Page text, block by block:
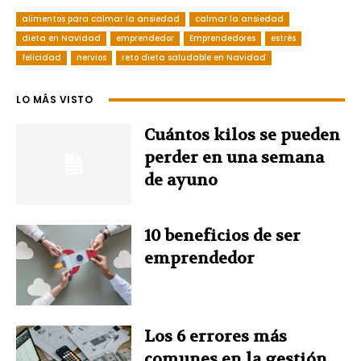
c
e
b
n
t
t
n
k
e
d
I
i
t
t
e
r
s
A
p
alimentos para calmar la ansiedad
calmar la ansiedad
dieta en Navidad
emprendedor Emprendedores
estrés
felicidad
nervios reto dieta saludable en Navidad
LO MÁS VISTO
Cuántos kilos se pueden
perder en una semana
de ayuno
10 beneficios de ser
emprendedor
Los 6 errores más